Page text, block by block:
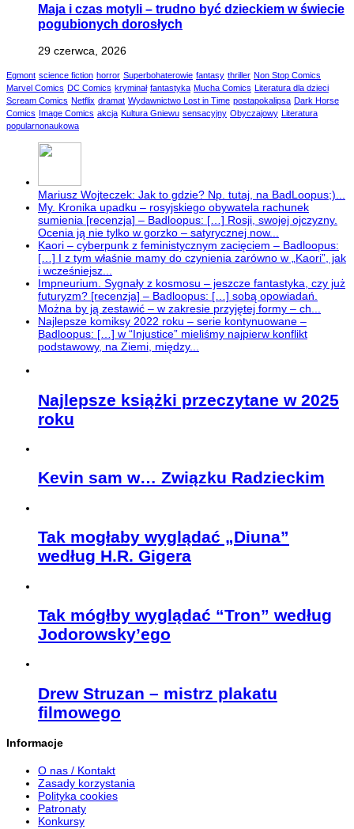
Maja i czas motyli – trudno być dzieckiem w świecie
pogubionych dorosłych
29 czerwca, 2026
Egmont science fiction horror Superbohaterowie fantasy thriller Non Stop Comics
Marvel Comics DC Comics kryminał fantastyka Mucha Comics Literatura dla dzieci
Scream Comics Netflix dramat Wydawnictwo Lost in Time postapokalipsa Dark Horse
Comics Image Comics akcja Kultura Gniewu sensacyjny Obyczajowy Literatura
popularnonaukowa
Mariusz Wojteczek: Jak to gdzie? Np. tutaj, na BadLoopus;)...
My. Kronika upadku – rosyjskiego obywatela rachunek
sumienia [recenzja] – Badloopus: […] Rosji, swojej ojczyzny.
Ocenia ją nie tylko w gorzko – satyrycznej now...
Kaori – cyberpunk z feministycznym zacięciem – Badloopus:
[…] I z tym właśnie mamy do czynienia zarówno w „Kaori”, jak
i wcześniejsz...
Impneurium. Sygnały z kosmosu – jeszcze fantastyka, czy już
futuryzm? [recenzja] – Badloopus: […] sobą opowiadań.
Można by ją zestawić – w zakresie przyjętej formy – ch...
Najlepsze komiksy 2022 roku – serie kontynuowane –
Badloopus: […] w “Injustice” mieliśmy najpierw konflikt
podstawowy, na Ziemi, między...
Najlepsze książki przeczytane w 2025
roku
Kevin sam w… Związku Radzieckim
Tak mogłaby wyglądać „Diuna”
według H.R. Gigera
Tak mógłby wyglądać “Tron” według
Jodorowsky’ego
Drew Struzan – mistrz plakatu
filmowego
Informacje
O nas / Kontakt
Zasady korzystania
Polityka cookies
Patronaty
Konkursy